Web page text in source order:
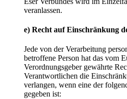
veranlassen.
e) Recht auf Einschränkung
Jede von der Verarbeitung
betroffene Person hat das vom
Verordnungsgeber gewährte
Verantwortlichen die
verlangen, wenn eine der
gegeben ist: